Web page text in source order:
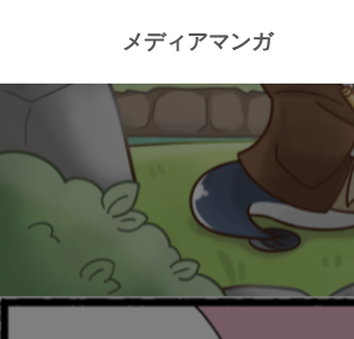
メディアマンガ